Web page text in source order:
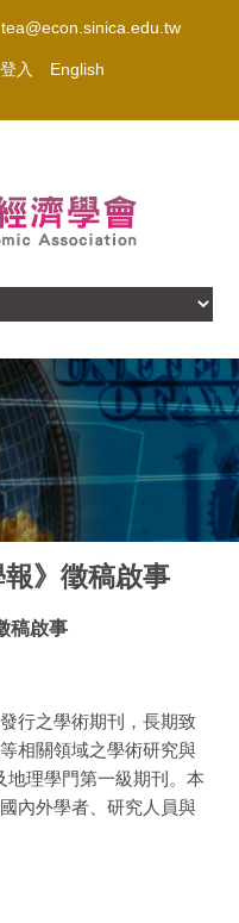
tea@econ.sinica.edu.tw
入 English
報》徵稿啟事
稿啟事
行之學術期刊，長期致
相關領域之學術研究與
地理學門第一級期刊。本
內外學者、研究人員與